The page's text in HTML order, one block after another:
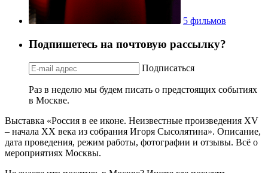
5 фильмов
Подпишетесь на почтовую рассылку?
Подписаться
Раз в неделю мы будем писать о предстоящих событиях
в Москве.
Выставка «Россия в ее иконе. Неизвестные произведения XV
– начала XX века из собрания Игоря Сысолятина». Описание,
дата проведения, режим работы, фотографии и отзывы. Всё о
мероприятиях Москвы.